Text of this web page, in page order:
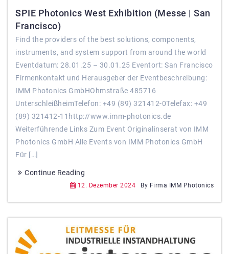
SPIE Photonics West Exhibition (Messe | San
Francisco)
Find the providers of the best solutions, components,
instruments, and system support from around the world
Eventdatum: 28.01.25 – 30.01.25 Eventort: San Francisco
Firmenkontakt und Herausgeber der Eventbeschreibung:
IMM Photonics GmbHOhmstraße 485716
UnterschleißheimTelefon: +49 (89) 321412-0Telefax: +49
(89) 321412-11http://www.imm-photonics.de
Weiterführende Links Zum Event Originalinserat von IMM
Photonics GmbH Alle Events von IMM Photonics GmbH
Für […]
Continue Reading
12. Dezember 2024 By Firma IMM Photonics